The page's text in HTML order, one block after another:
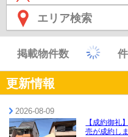
エリア検索
掲載物件数 件
更新情報
2026-08-09
【成約御礼
売が成約し